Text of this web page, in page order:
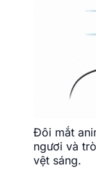
Đôi mắt
ngươi và
vệt sáng.